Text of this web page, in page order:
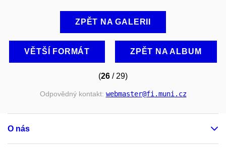
ZPĚT NA GALERII
VĚTŠÍ FORMÁT ZPĚT NA ALBUM
(26 / 29)
Odpovědný kontakt: webmaster@fi .muni .cz
O nás